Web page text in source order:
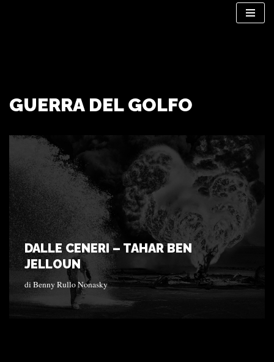
GUERRA DEL GOLFO
DALLE CENERI – TAHAR BEN
JELLOUN
diBenny Rullo Nonasky